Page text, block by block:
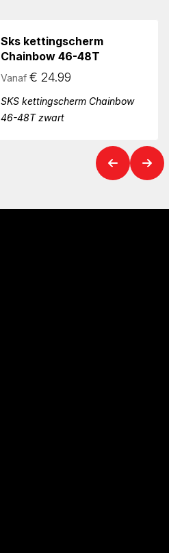
Sks kettingscherm
Chainbow 46-48T
Vanaf € 24.99
SKS kettingscherm Chainbow
46-48T zwart